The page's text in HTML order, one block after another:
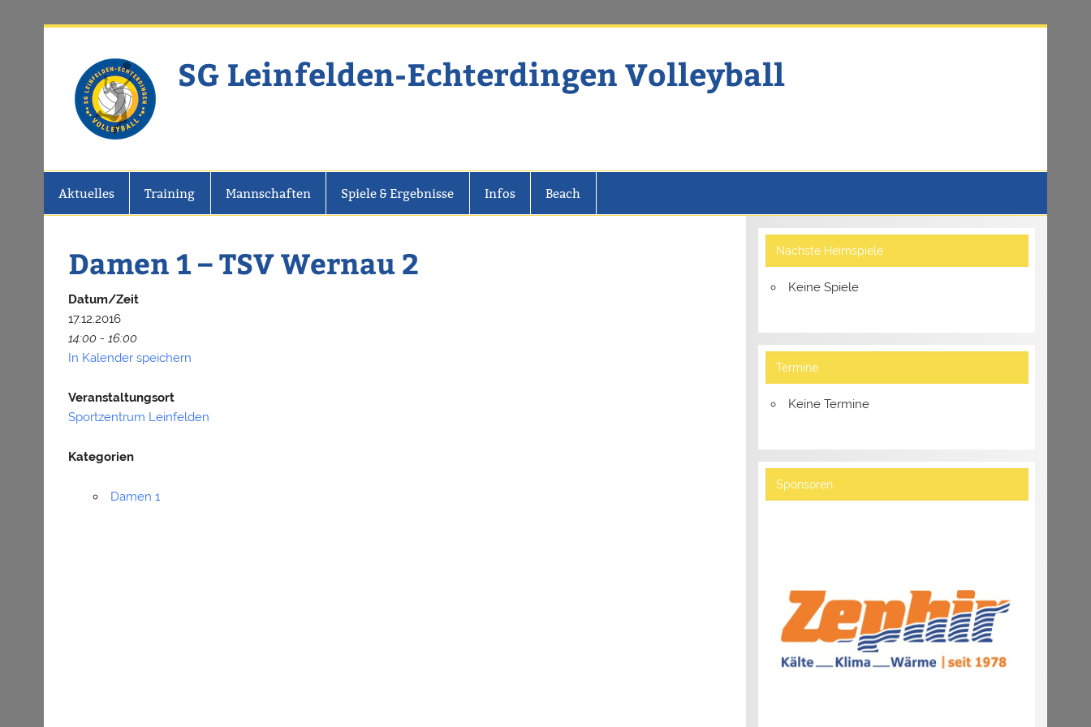
SG Leinfelden-Echterdingen Volleyball
Aktuelles Training Mannschaften Spiele & Ergebnisse Infos Beach
Damen 1 – TSV Wernau 2
Datum/Zeit
17.12.2016
14:00 - 16:00
In Kalender speichern
Veranstaltungsort
Sportzentrum Leinfelden
Kategorien
Damen 1
Nächste Heimspiele
Keine Spiele
Termine
Keine Termine
Sponsoren